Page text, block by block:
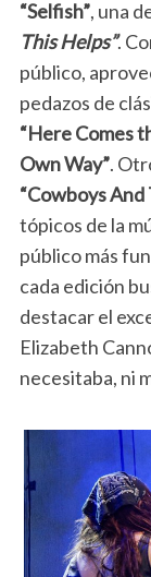
“Selfish”, una
This Helps”.
público,
pedazos de
“Here Comes
Own Way”.
“Cowboys And
tópicos de la
público más
cada edición
destacar el
Elizabeth
necesitaba, ni